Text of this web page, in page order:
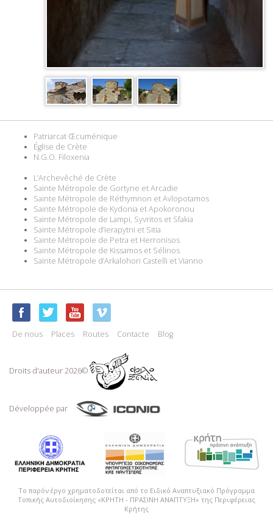
Patriarcat Œcuménique
Église de Crète
N.G.O. Filoxenia
L’Archevêché de Crète
Sainte Métropole de Gortyne et Arcadie
Sainte Métropole de Réthymnon et Avlopotamos
Sainte Métropole de Kydonia et Apokoronou
Sainte Métropole de Lampi, Syvritos et Sfakia
Sainte Métropole d’Ierapytni et Sitia
Sainte Métropole de Petra et Herronisos
Sainte Métropole de Kissamos et Sélinos
Sainte Métropole d’Arkalohori Castelli et Vianno
De nous Places Routes Contacte Blog
Droits d'auteur 2026©
Développée par
Το παρόν έργο χρηματοδοτείται από το Ειδικό Αναπτυξιακό Πρόγραμμα
Τοπικής Αυτοδιοίκησης «ΚΡΗΤΗ - ΠΡΑΣΙΝΗ ΑΝΑΠΤΥΞΗ» της Περιφέρειας
Κρήτης